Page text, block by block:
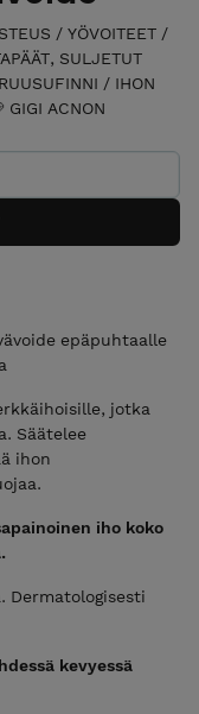
/ YÖVOITEET /
SULJETUT
/ IHON
GIGI ACNON
epäpuhtaalle
jotka
Säätelee
ihon
iho koko
Dermatologisesti
kevyessä